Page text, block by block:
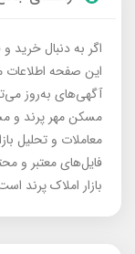
اگر به دنبال خرید
این صفحه اطلاعات
آگهی‌های به‌روز
مسکن مهر پرند و
معاملات و تحلیل
فایل‌های معتبر و
بازار املاک پرند